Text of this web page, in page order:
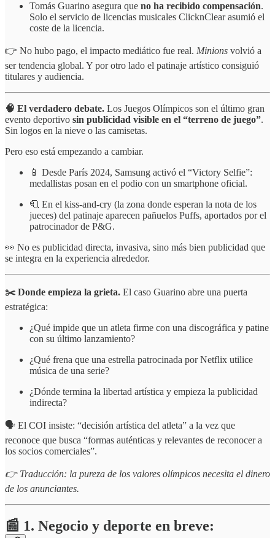
Tomás Guarino asegura que no ha recibido compensación.
Solo el servicio de licencias musicales ClicknClear asumió el
coste de la licencia.
👉 No hubo pago, el impacto mediático fue real. Minions volvió a
ser tendencia global. Y por otro lado el patinaje artístico consiguió
titulares y audiencia.
🧠 El verdadero debate. Los Juegos Olímpicos son el último gran
evento deportivo sin publicidad visible en el “terreno de juego”.
Sin logos en la nieve o las camisetas.
Pero eso está empezando a cambiar.
📱 Desde París 2024, Samsung activó el “Victory Selfie”:
medallistas posan en el podio con un smartphone oficial.
🧻 En el kiss-and-cry (la zona donde esperan la nota de los
jueces) del patinaje aparecen pañuelos Puffs, aportados por el
patrocinador de P&G.
👀 No es publicidad directa, invasiva, sino más bien publicidad que
se integra en la experiencia alrededor.
✂️ Donde empieza la grieta. El caso Guarino abre una puerta
estratégica:
¿Qué impide que un atleta firme con una discográfica y patine
con su último lanzamiento?
¿Qué frena que una estrella patrocinada por Netflix utilice
música de una serie?
¿Dónde termina la libertad artística y empieza la publicidad
indirecta?
🗣️ El COI insiste: “decisión artística del atleta” a la vez que
reconoce que busca “formas auténticas y relevantes de reconocer a
los socios comerciales”.
👉 Traducción: la pureza de los valores olímpicos necesita el dinero
de los anunciantes.
📰 1. Negocio y deporte en breve: